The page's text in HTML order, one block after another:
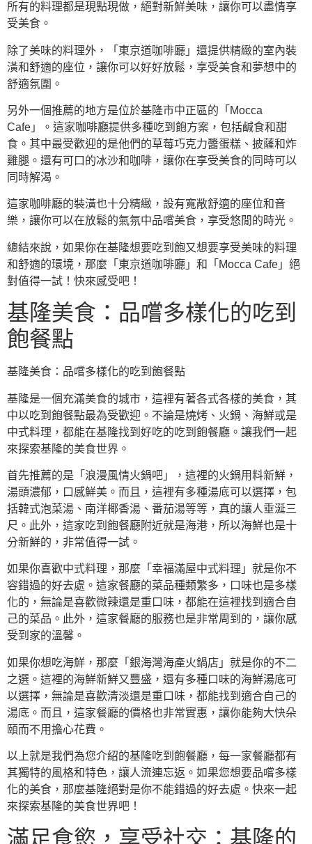
所有的料理都是現點現做，絕對新鮮美味，讓你可以盡情享
受美食。
除了美味的料理外，「東京道咖啡廳」還提供精緻的室內裝
潢和舒適的座位，讓你可以好好放鬆，享受美食和夢想中的
舒適氛圍。
另外一個推薦的地方是位於基隆市中正區的「Mocca
Cafe」。這家咖啡廳提供多種吃到飽方案，包括鹹食和甜
食。其中最受歡迎的是他們的草莓巧克力醬蛋糕、披薩和炸
雞腿。還有可口的冰沙和咖啡，讓你在享受美食的同時可以
同時解渴。
這家咖啡廳的裝潢也十分精緻，設有寬敞舒適的座位和音
樂，讓你可以在放鬆的氣氛中品嚐美食，享受悠閒的時光。
總結來說，如果你在基隆想要吃到飽又想要享受美味的料理
和舒適的環境，那麼「東京道咖啡廳」和「Mocca Cafe」絕
對值得一試！快來感受吧！
基隆美食：品嚐多樣化的吃到
飽餐點
基隆美食：品嚐多樣化的吃到飽餐點
基隆是一個充滿美食的城市，這裡有著各式各樣的美食，其
中以吃到飽餐點最為受歡迎。不論是燒烤、火鍋、海鮮或是
中式料理，都能在基隆找到好吃的吃到飽餐廳。讓我們一起
來探索基隆的美食世界。
首先推薦的是「浪漫風情火鍋吧」，這裡的火鍋用料新鮮，
湯頭濃郁，口感鮮美。而且，這裡有多種湯底可以選擇，包
括韓式泡菜湯、南洋椰香湯、番茄湯等等，真的讓人垂涎三
尺。此外，這家吃到飽餐廳附近就是海港，所以海鮮也是十
分新鮮的，非常值得一試。
如果你喜歡中式料理，那麼「幸福滿屋中式料理」就是你不
容錯過的好去處。這家餐廳的菜品種類繁多，口味也是多樣
化的，無論是喜歡微辣還是重口味，都能在這裡找到適合自
己的菜品。此外，這家餐廳的服務也是非常周到的，讓你感
受到家的溫馨。
如果你想吃海鮮，那麼「銀海灣海產火鍋店」就是你的不二
之選。這裡的海鮮新鮮又豐盛，還有多種口味的海鮮湯底可
以選擇，無論是喜歡清淡還是重口味，都能找到適合自己的
湯底。而且，這家餐廳的價格也非常實惠，讓你能夠大快朵
頤而不用擔心花費。
以上就是我們為您介紹的基隆吃到飽餐廳，每一家餐廳都有
其獨特的風格和特色，讓人流連忘返。如果您想要品嚐多樣
化的美食，那麼基隆絕對是你不能錯過的好去處。快來一起
來探索基隆的美食世界吧！
滿足食慾，享受社交：基隆的